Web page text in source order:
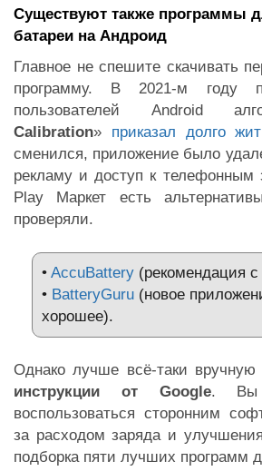
Существуют также программы
батареи на Андроид
Главное не спешите скачивать
программу. В 2021-м году
пользователей Android
Calibration» приказал долго
сменился, приложение было
рекламу и доступ к телефонным
Play Маркет есть
проверяли.
•AccuBattery (рекомендация с
• BatteryGuru (новое
хорошее).
Однако лучше всё-таки вручную
инструкции от Google. Вы
воспользоваться сторонним
за расходом заряда и
подборка пяти лучших программ